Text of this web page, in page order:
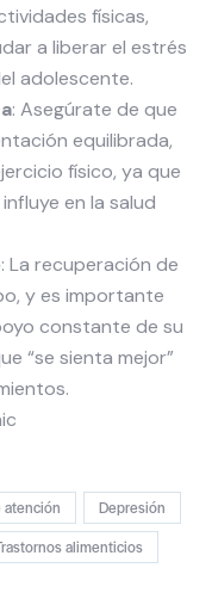
físicas,
a liberar el estrés
adolescente.
: Asegúrate de que
equilibrada,
físico, ya que
en la salud
: La recuperación de
y es importante
constante de su
“se sienta mejor”
atención
Depresión
alimenticios